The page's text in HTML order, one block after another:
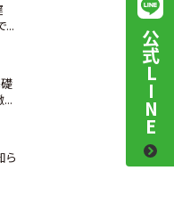
公式LINE
...
...
ら